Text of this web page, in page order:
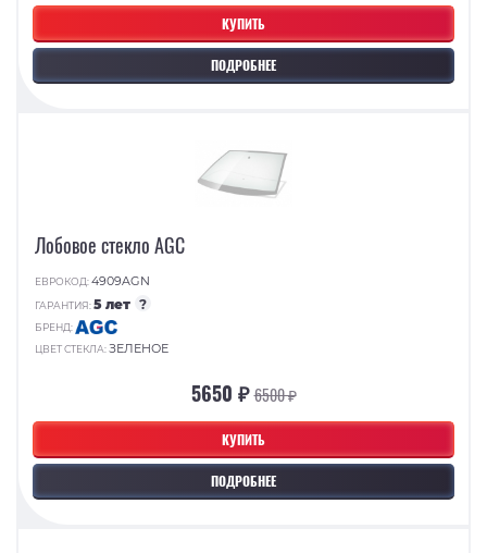
КУПИТЬ
ПОДРОБНЕЕ
КУПИТЬ
ПОДРОБНЕЕ
Лобовое стекло AGC
ЕВРОКОД:4909AGN
ГАРАНТИЯ:5 лет ?
БРЕНД:
ЦВЕТ СТЕКЛА:ЗЕЛЕНОЕ
5650 ₽6500 ₽